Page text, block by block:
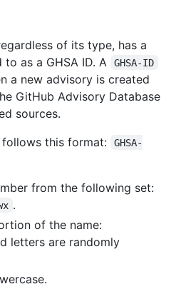
of its type, has a
as a GHSA ID. A
GHSA-ID
a new advisory is created
GitHub Advisory Database
sources.
follows this format:
GHSA-
from the following set:
.
of the name:
letters are randomly